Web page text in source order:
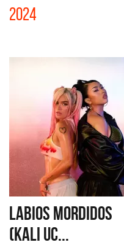
2024
LABIOS MORDIDOS
(KALI UC...